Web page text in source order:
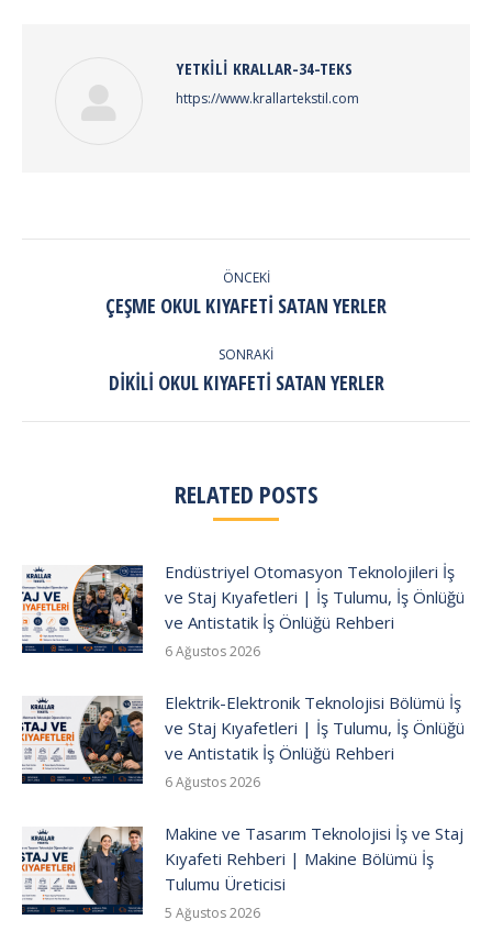
YETKILI KRALLAR-34-TEKS
https://www.krallartekstil.com
ÖNCEKI
Previous
ÇEŞME OKUL KIYAFETI SATAN YERLER
SONRAKI
Next
DIKILI OKUL KIYAFETI SATAN YERLER
RELATED POSTS
Endüstriyel Otomasyon Teknolojileri İş
ve Staj Kıyafetleri | İş Tulumu, İş Önlüğü
ve Antistatik İş Önlüğü Rehberi
6 Ağustos 2026
Elektrik-Elektronik Teknolojisi Bölümü İş
ve Staj Kıyafetleri | İş Tulumu, İş Önlüğü
ve Antistatik İş Önlüğü Rehberi
6 Ağustos 2026
Makine ve Tasarım Teknolojisi İş ve Staj
Kıyafeti Rehberi | Makine Bölümü İş
Tulumu Üreticisi
5 Ağustos 2026